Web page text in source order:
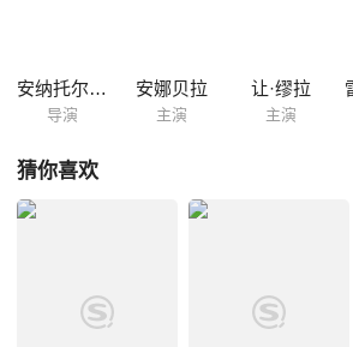
安纳托尔·李维克
导演
安娜贝拉
主演
让·缪拉
主演
猜你喜欢